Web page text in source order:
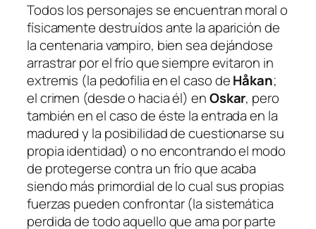
Todos los per­so­na­jes se en­cuen­tran mo­ral o
fí­si­ca­men­te des­truí­dos an­te la apa­ri­ción de
la cen­te­na­ria vam­pi­ro, bien sea de­ján­do­se
arras­trar por el frío que siem­pre evi­ta­ron in
ex­tre­mis (la pe­dofi­lia en el ca­so deHåkan;
el cri­men (des­de o ha­cia él) enOskar, pe­ro
tam­bién en el ca­so de és­te la en­tra­da en la
ma­du­red y la po­si­bi­li­dad de cues­tio­nar­se su
pro­pia iden­ti­dad) o no en­con­tran­do el mo­do
de pro­te­ger­se con­tra un frío que aca­ba
sien­do más pri­mor­dial de lo cual sus pro­pias
fuer­zas pue­den con­fron­tar (la sis­te­má­ti­ca
per­di­da de to­do aque­llo que ama por par­te